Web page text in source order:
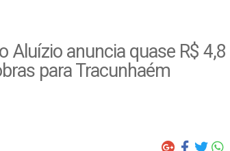
Aluízio anuncia quase R$ 4,8
para Tracunhaém